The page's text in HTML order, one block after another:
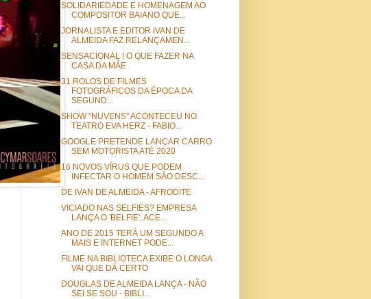
SOLIDARIEDADE E HOMENAGEM AO
COMPOSITOR BAIANO QUE...
JORNALISTA E EDITOR IVAN DE
ALMEIDA FAZ RELANÇAMEN...
SENSACIONAL ! O QUE FAZER NA
CASA DA MÃE
31 ROLOS DE FILMES
FOTOGRÁFICOS DA ÉPOCA DA
SEGUND...
SHOW "NUVENS" ACONTECEU NO
TEATRO EVA HERZ - FABIO...
GOOGLE PRETENDE LANÇAR CARRO
SEM MOTORISTA ATÉ 2020
16 NOVOS VÍRUS QUE PODEM
INFECTAR O HOMEM SÃO DESC...
DE IVAN DE ALMEIDA - AFRODITE
VICIADO NAS SELFIES? EMPRESA
LANÇA O 'BELFIE', ACE...
ANO DE 2015 TERÁ UM SEGUNDO A
MAIS E INTERNET PODE...
FILME NA BIBLIOTECA EXIBE O LONGA
VAI QUE DÁ CERTO
DOUGLAS DE ALMEIDA LANÇA - NÃO
SEI SE SOU - BIBLI...